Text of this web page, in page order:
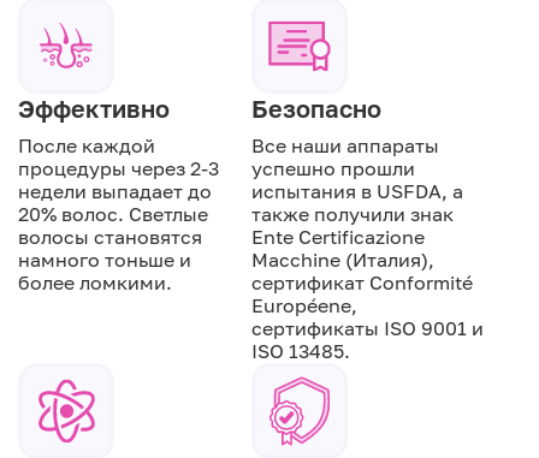
Эффективно
После каждой
процедуры через 2-3
недели выпадает до
20% волос. Светлые
волосы становятся
намного тоньше и
более ломкими.
Безопасно
Все наши аппараты
успешно прошли
испытания в USFDA, а
также получили знак
Ente Certificazione
Macchine (Италия),
сертификат Conformité
Européene,
сертификаты ISO 9001 и
ISO 13485.